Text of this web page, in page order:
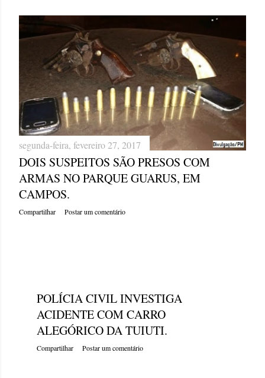
segunda-feira, fevereiro 27, 2017
DOIS SUSPEITOS SÃO PRESOS COM
ARMAS NO PARQUE GUARUS, EM
CAMPOS.
Compartilhar Postar um comentário
POLÍCIA CIVIL INVESTIGA
ACIDENTE COM CARRO
ALEGÓRICO DA TUIUTI.
Compartilhar Postar um comentário